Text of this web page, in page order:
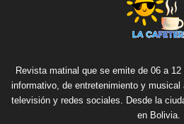
Revista matinal que se emite de 06 a
informativo, de entretenimiento y musical
televisión y redes sociales. Desde la
en Bolivia.